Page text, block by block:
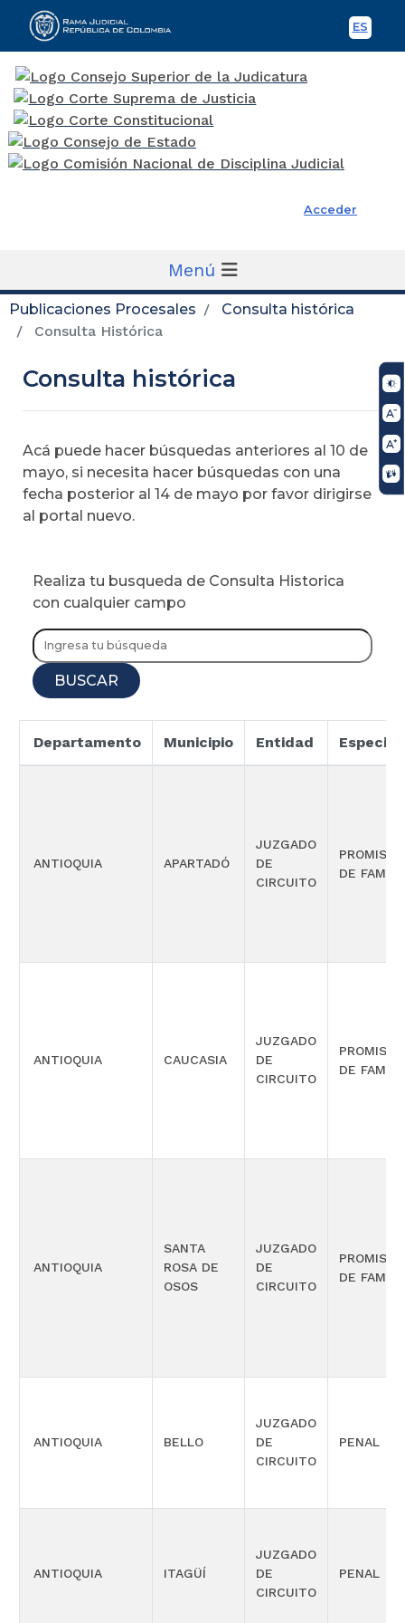
ES
Rama Judicial
Acceder
Menú
Publicaciones Procesales
Consulta histórica
Consulta Histórica
Consulta histórica
Acá puede hacer búsquedas anteriores al 10 de
mayo, si necesita hacer búsquedas con una
fecha posterior al 14 de mayo por favor dirigirse
al portal nuevo.
Realiza tu busqueda de Consulta Historica
con cualquier campo
BUSCAR
Departamento Municipio Entidad
ANTIOQUIA APARTADÓ
JUZGADO
DE
CIRCUITO
DE
ANTIOQUIA CAUCASIA
JUZGADO
DE
CIRCUITO
DE
ANTIOQUIA
SANTA
ROSA DE
OSOS
JUZGADO
DE
CIRCUITO
DE
ANTIOQUIA BELLO
JUZGADO
DE
CIRCUITO
PENAL
ANTIOQUIA ITAGÜÍ
JUZGADO
DE
CIRCUITO
PENAL